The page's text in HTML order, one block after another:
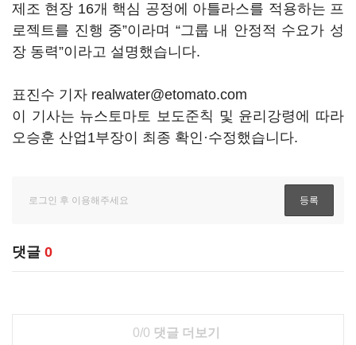
제조 현장 16개 핵심 공정에 아틀라스를 적용하는 프
로젝트를 진행 중”이라며 “그룹 내 안정적 수요가 성
장 동력”이라고 설명했습니다.
표진수 기자 realwater@etomato.com
이 기사는 뉴스토마토 보도준칙 및 윤리강령에 따라
오승훈 산업1부장이 최종 확인·수정했습니다.
댓글 0
0/0 댓글 더보기